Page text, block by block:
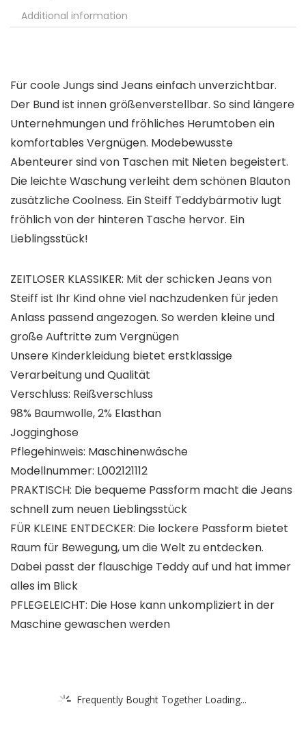
Additional information
Für coole Jungs sind Jeans einfach unverzichtbar.
Der Bund ist innen größenverstellbar. So sind längere
Unternehmungen und fröhliches Herumtoben ein
komfortables Vergnügen. Modebewusste
Abenteurer sind von Taschen mit Nieten begeistert.
Die leichte Waschung verleiht dem schönen Blauton
zusätzliche Coolness. Ein Steiff Teddybärmotiv lugt
fröhlich von der hinteren Tasche hervor. Ein
Lieblingsstück!
ZEITLOSER KLASSIKER: Mit der schicken Jeans von
Steiff ist Ihr Kind ohne viel nachzudenken für jeden
Anlass passend angezogen. So werden kleine und
große Auftritte zum Vergnügen
Unsere Kinderkleidung bietet erstklassige
Verarbeitung und Qualität
Verschluss: Reißverschluss
98% Baumwolle, 2% Elasthan
Jogginghose
Pflegehinweis: Maschinenwäsche
Modellnummer: L002121112
PRAKTISCH: Die bequeme Passform macht die Jeans
schnell zum neuen Lieblingsstück
FÜR KLEINE ENTDECKER: Die lockere Passform bietet
Raum für Bewegung, um die Welt zu entdecken.
Dabei passt der flauschige Teddy auf und hat immer
alles im Blick
PFLEGELEICHT: Die Hose kann unkompliziert in der
Maschine gewaschen werden
Frequently Bought Together Loading...